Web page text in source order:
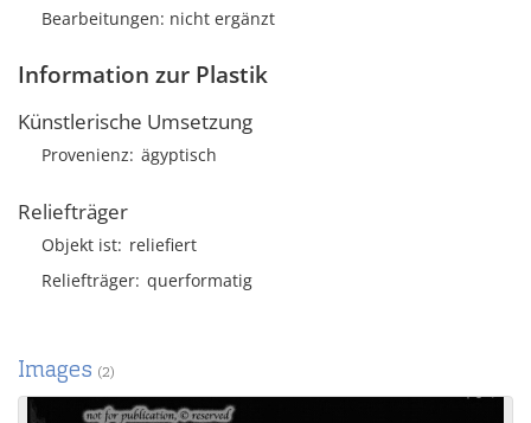
Bearbeitungen: nicht ergänzt
Information zur Plastik
Künstlerische Umsetzung
Provenienz ägyptisch
Reliefträger
Objekt ist reliefiert
Reliefträger querformatig
Images (2)